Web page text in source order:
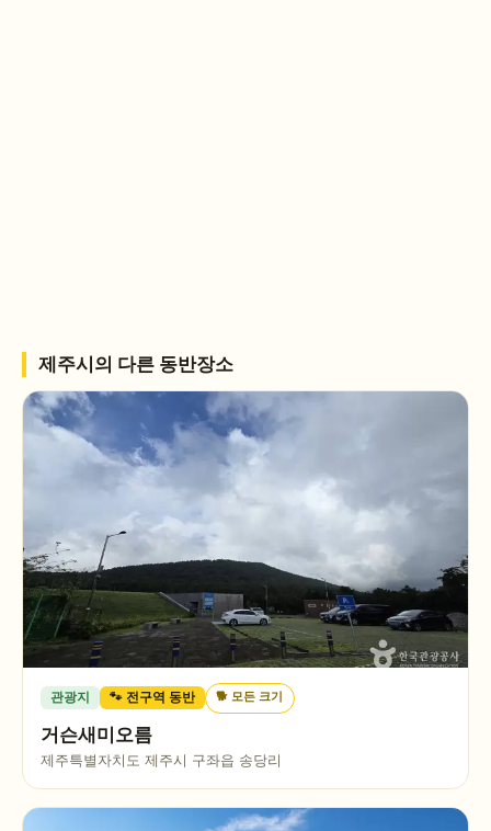
제주시 의 다른 동반장소
관광지 🐾 전구역 동반 🐕모든 크기
거슨새미오름
제주특별자치도 제주시 구좌읍 송당리